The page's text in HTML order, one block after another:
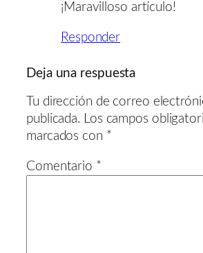
¡Maravilloso artículo!
Responder
Deja una respuesta
Tu dirección de correo
publicada. Los campos
marcados con *
Comentario *